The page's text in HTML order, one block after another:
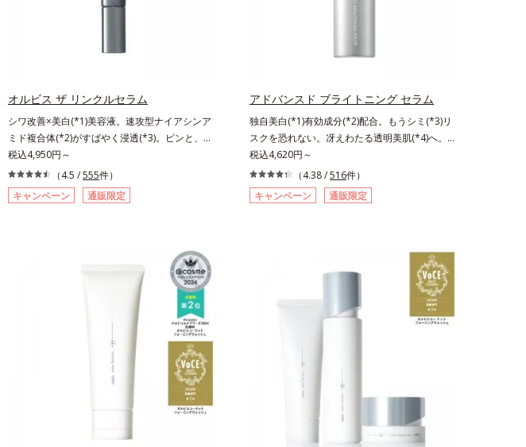
オルビス ザ リンクルセラム
シワ改善×美白(*1)美容液。速攻型ナイアシンア
ミド複合体(*2)がすばやく浸透(*3)。ピンと、パ
ッと。大人の肌にハリ感を。シワ改善×美白(*1)
美容液。ポーラ化成 研究所の独自研究で見出し
た、速攻型ナイアシンアミド複合体(*2)と浸透サ
ポート成分(*4)を配合。シワ改善・美白の有効成
く届けます。真皮のコラーゲン産生を促進し、年
齢とともに刻まれる深い悩みのシワを改善しなが
ら、過剰なメラニン生成を防ぎ未来のシミ・ソバ
カスを予防します。さらに独自研究に基づいた浸
透型ハリ保湿成分(*6)で大人肌にハリ感をプラ
ス。するっと伸び広がるテクスチャーで、"顔全
体にご使用いただける設計"。見えているシワは
もちろん、自分では気づきにくい死角のシワの改
善にも効果を発揮します。*1 メラニンの生成を
抑え、シミ・ソバカスを防ぐ*2 ナイアシンアミ
ロール、水（基剤）、BG（保湿）*3 角層まで*4
税込4,950円～
（4.5 /555件）
キャンペーン
通販限定
アドバンスド ブライトニング セラム
独自美白(*1)有効成分(*2)配合。もうシミ(*3)リ
スクを恐れない。冴えわたる透明美肌(*4)へ。先
端肌科学が導く、透明感あふれる輝き(*4)へ。今
の自分の肌も未来の肌もあきらめない、自分史上
最高の冴えわたる透明美肌(*4)を目指すには、美
肌の阻害要因となるうるおい不足やシミを予防す
(*1)有効成分「m-ピクセノール（デクスパンテノ
ールW）」を配合。シミの原因になると考えられ
る“メラニンの塊”を居座らせない(*1)、粉砕と排
出サポート(*5)の2ステップでメラニンの蓄積を
抑え、シミ・ソバカスを防ぎます。さらに、「ア
手に取った時、なじませた時、後肌、と3段階に
変化するテクスチャーは、肌にすばやくなじみ、
した。*1 メラニンの蓄積を抑え、シミ・ソバカ
スを防ぐ*2 デクスパンテノールW*3 これからで
税込4,620円～
（4.38 /516件）
キャンペーン
通販限定